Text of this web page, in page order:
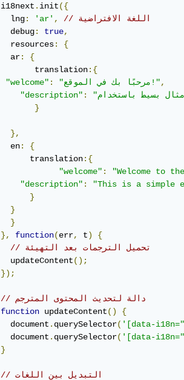
i18next . init({
  lng
: 'ar' ,
// اللغة الافتراضية
  debug
: true,
  resources
:
{
  ar
:
{
       translation
:{
"welcome" : "مرحبًا بك في الموقع!",
"description" :
}
},
  en
:
{
      translation
:{
"welcome" : "Welcome to
"description" :
"This is a simple
}
}
}
},
function(err, t)
{
// تحميل الترجمات بعد التهيئة
  updateContent
();
});
// دالة لتحديث المحتوى المترجم
function updateContent()
{
  document
. querySelector( '[data-
  document
. querySelector( '[data-
}
// التبديل بين اللغات